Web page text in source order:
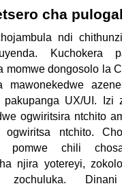
cha
ndi
Kuchokera
momwe dongosolo la
mawonekedwe
pakupanga UX/UI. Izi
ogwiritsira ntchito
ntchito.
pomwe chili
njira yotereyi,
zochuluka.